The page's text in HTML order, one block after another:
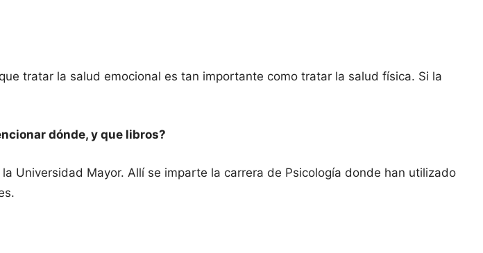
tratar la salud emocional es tan importante como tratar la salud física. Si la
dónde, y que libros?
Universidad Mayor. Allí se imparte la carrera de Psicología donde han utilizado